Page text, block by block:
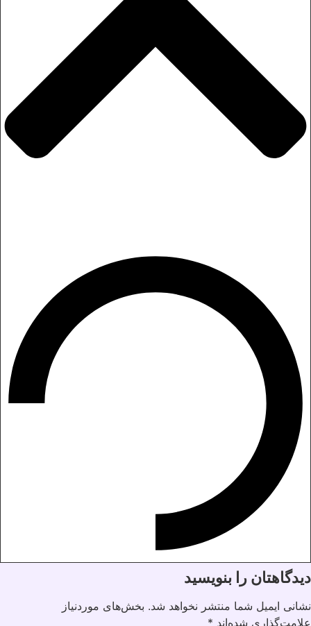
دیدگاهتان را بنویسید
نشانی ایمیل شما منتشر نخواهد شد. بخش‌های موردنیاز
علامت‌گذاری شده‌اند *